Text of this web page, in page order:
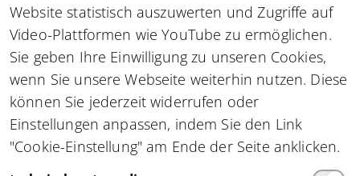
Information. Veranstaltungen. News.
Förderprogramme. Rechtliche
Rahmenbedingungen.
Website statistisch auszuwerten und Zugriffe auf
Video-Plattformen wie YouTube zu ermöglichen.
Sie geben Ihre Einwilligung zu unseren Cookies,
wenn Sie unsere Webseite weiterhin nutzen. Diese
können Sie jederzeit widerrufen oder
Einstellungen anpassen, indem Sie den Link
"Cookie-Einstellung" am Ende der Seite anklicken.